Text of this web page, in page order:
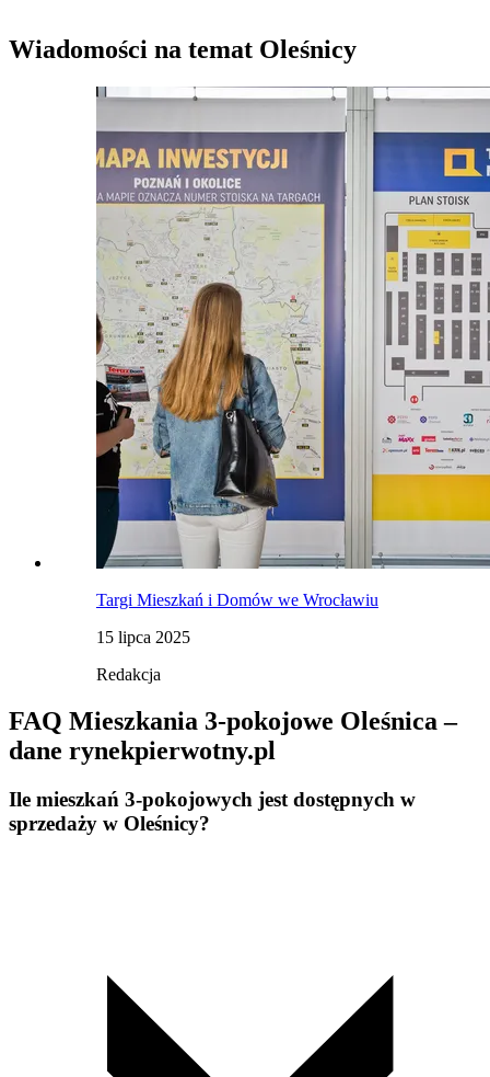
Wiadomości na temat Oleśnicy
Targi Mieszkań i Domów we Wrocławiu
15 lipca 2025
Redakcja
FAQ Mieszkania 3-pokojowe Oleśnica –
dane rynekpierwotny.pl
Ile mieszkań 3-pokojowych jest dostępnych w
sprzedaży w Oleśnicy?